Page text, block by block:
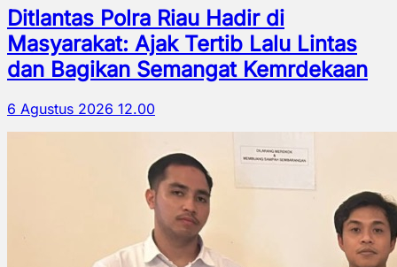
Ditlantas Polra Riau Hadir di
Masyarakat: Ajak Tertib Lalu Lintas
dan Bagikan Semangat Kemrdekaan
6 Agustus 2026 12.00